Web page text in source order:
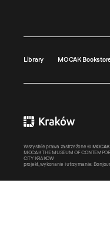
Library MOCAK
Wszystkie prawa zastrzeżone © MOCAK
MOCAK THE MUSEUM OF
CITY KRAKOW
projekt, wykonanie i utrzymanie: